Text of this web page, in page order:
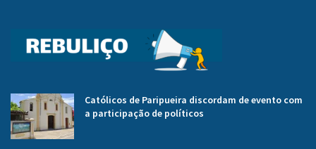
Católicos de Paripueira discordam de evento com
a participação de políticos